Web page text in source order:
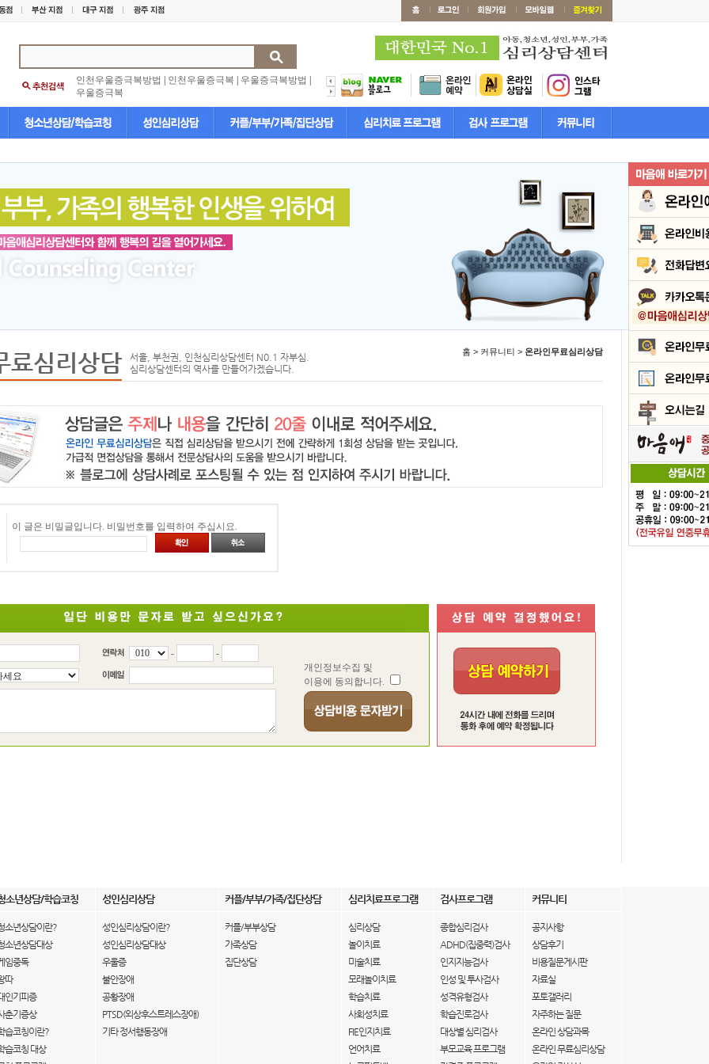
인천우울증극복방법 인천우울증극복 우울증극복방법
우울증극복
료심리상담
서울, 부천권, 인천심리상담센터 N0.1 자부심.
심리상담센터의 역사를 만들어가겠습니다.
홈 > 커뮤니티 > 온라인무료심리상담
이 글은 비밀글입니다. 비밀번호를 입력하여 주십시요.
-
-
개인정보수집 및
이용에 동의합니다.
소년상담/학습코칭 성인심리상담 커플/부부/가족/집단상담 심리치료프로그램 검사프로그램 커뮤니티
소년상담이란?
소년상담대상
임중독
따
인기피증
춘기증상
습코칭이란?
습코칭 대상
성인심리상담이란?
성인심리상담대상
우울증
불안장애
공황장애
PTSD(외상후스트레스장애)
기타 정서행동장애
커플/부부상담
가족상담
집단상담
심리상담
놀이치료
미술치료
모래놀이치료
학습치료
사회성치료
FIE인지치료
언어치료
종합심리검사
ADHD(집중력)검사
인지지능검사
인성 및 투사검사
성격유형검사
학습진로검사
대상별 심리검사
부모교육 프로그램
공지사항
상담후기
비용질문게시판
자료실
포토갤러리
자주하는 질문
온라인 상담과목
온라인 무료심리상담